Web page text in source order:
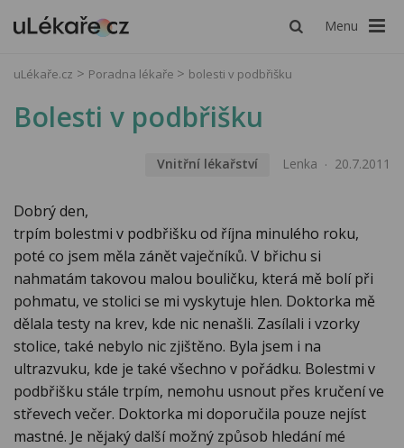
Menu
uLékaře.cz Poradna lékaře bolesti v podbřišku
Bolesti v podbřišku
Vnitřní lékařství Lenka 20.7.2011
Dobrý den,
trpím bolestmi v podbřišku od října minulého roku,
poté co jsem měla zánět vaječníků. V břichu si
nahmatám takovou malou bouličku, která mě bolí při
pohmatu, ve stolici se mi vyskytuje hlen. Doktorka mě
dělala testy na krev, kde nic nenašli. Zasílali i vzorky
stolice, také nebylo nic zjištěno. Byla jsem i na
ultrazvuku, kde je také všechno v pořádku. Bolestmi v
podbřišku stále trpím, nemohu usnout přes kručení ve
střevech večer. Doktorka mi doporučila pouze nejíst
mastné. Je nějaký další možný způsob hledání mé